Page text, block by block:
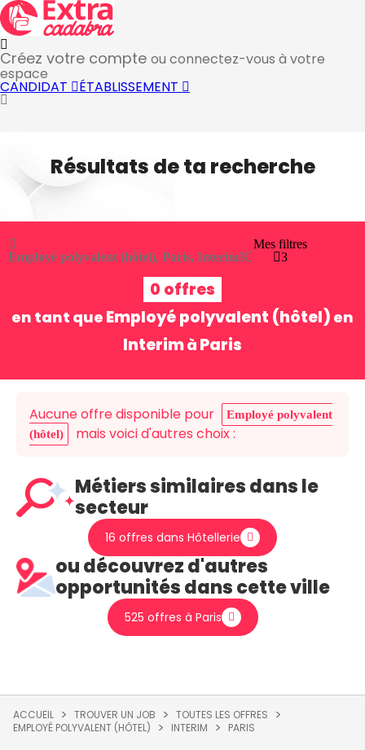
Créez votre compte ou connectez-vous à votre
espace
CANDIDAT ÉTABLISSEMENT
Résultats de ta recherche
Employé polyvalent (hôtel), Paris, Interim3
Mes filtres
3
0 offres
en tant que Employé polyvalent (hôtel) en
Interimà Paris
Aucune offre disponible pour
Employé polyvalent
(hôtel)
mais voici d'autres choix :
Métiers similaires dans le
secteur
16 offres dans Hôtellerie
ou découvrez d'autres
opportunités dans cette ville
525 offres à Paris
ACCUEIL TROUVER UN JOB
TOUTES LES OFFRES
EMPLOYÉ POLYVALENT (HÔTEL)
INTERIM PARIS